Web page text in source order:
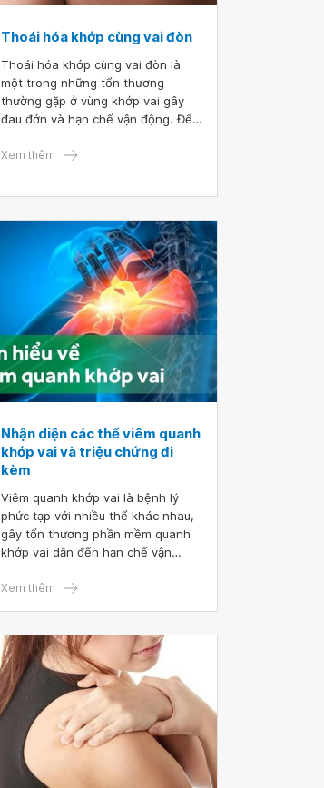
Thoái hóa khớp cùng vai đòn
Thoái hóa khớp cùng vai đòn là
một trong những tổn thương
thường gặp ở vùng khớp vai gây
đau đớn và hạn chế vận động. Để
cấu tạo và chức năng của khớp
thoái hóa khớp để kịp thời phát
hiện và điều trị.
Xem thêm
Nhận diện các thể viêm quanh
khớp vai và triệu chứng đi
kèm
Viêm quanh khớp vai là bệnh lý
phức tạp với nhiều thể khác nhau,
gây tổn thương phần mềm quanh
khớp vai dẫn đến hạn chế vận
cơ ảnh hưởng lâu dài đến khả năng
điểm. Nhận diện chính xác thể
bệnh và triệu chứng đi kèm đóng
vai trò quan trọng trong việc điều
trị hiệu quả.
Xem thêm